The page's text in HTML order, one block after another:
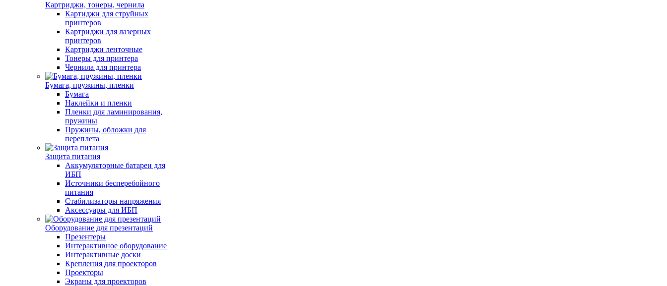
Картриджи, тонеры, чернила
Картиджи для струйных
принтеров
Картриджи для лазерных
принтеров
Картриджи ленточные
Тонеры для принтера
Чернила для принтера
Бумага, пружины, пленки
Бумага
Наклейки и пленки
Пленки для ламинирования,
пружины
Пружины, обложки для
переплета
Защита питания
Аккумуляторные батареи для
ИБП
Источники бесперебойного
питания
Стабилизаторы напряжения
Аксессуары для ИБП
Оборудование для презентаций
Презентеры
Интерактивное оборудование
Интерактивные доски
Крепления для проекторов
Проекторы
Экраны для проекторов